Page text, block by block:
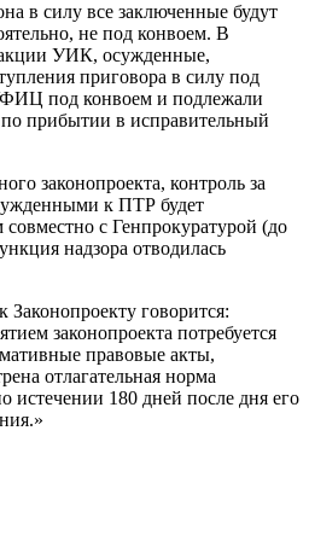
в силу все заключенные будут
не под конвоем. В
УИК, осужденные,
приговора в силу под
под конвоем и подлежали
прибытии в исправительный
законопроекта, контроль за
к ПТР будет
с Генпрокуратурой (до
надзора отводилась
говорится:
законопроекта потребуется
правовые акты,
отлагательная норма
истечении 180 дней после дня его